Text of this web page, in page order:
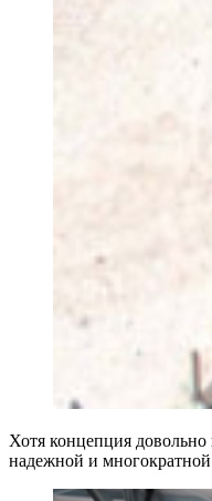
Хотя концепция довольно
надежной и